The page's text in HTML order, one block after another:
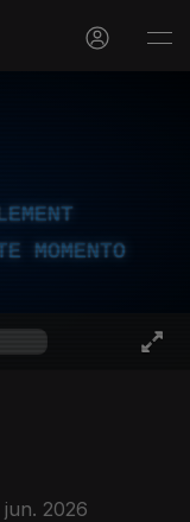
MOMENTO
jun. 2026